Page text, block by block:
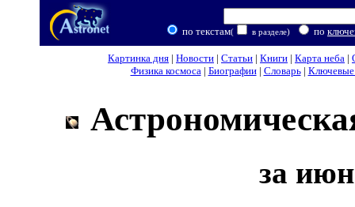
по текстам( в разделе) по
Картинка дня | Новости | Статьи | Книги | Карта неба |
Физика космоса| Биографии| Словарь| Ключевые
за